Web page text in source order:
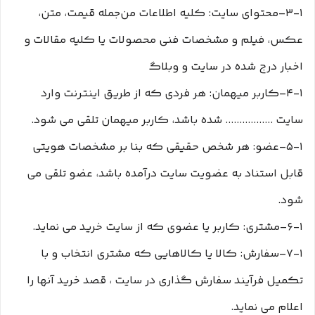
۳-۱–محتوای سایت: کلیه اطلاعات من‌جمله قیمت، متن،
عکس، فیلم و مشخصات فنی محصولات یا کلیه مقالات و
اخبار درج شده در سایت و وبلاگ
۴-۱–کاربر میهمان: هر فردی که از طریق اینترنت وارد
سایت ................. شده باشد، کاربر میهمان تلقی می شود.
۵-۱–عضو: هر شخص حقیقی که بنا بر مشخصات هویتی
قابل استناد به عضویت سایت درآمده باشد، عضو تلقی می
شود.
۶-۱–مشتری: کاربر یا عضوی که از سایت خرید می نماید.
۷-۱–سفارش: کالا یا کالاهایی که مشتری انتخاب و با
تکمیل فرآیند سفارش گذاری در سایت ، قصد خرید آنها را
اعلام می نماید.